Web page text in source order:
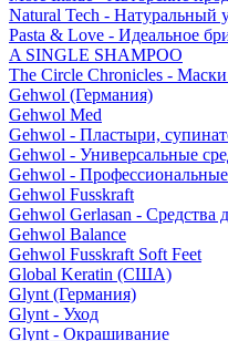
Natural Tech - Натуральный
Pasta & Love - Идеальное
A SINGLE SHAMPOO
The Circle Chronicles -
Gehwol (Германия)
Gehwol Med
Gehwol - Пластыри,
Gehwol - Универсальные
Gehwol -
Gehwol Fusskraft
Gehwol Gerlasan - Средства
Gehwol Balance
Gehwol Fusskraft Soft Feet
Global Keratin (США)
Glynt (Германия)
Glynt - Уход
Glynt - Окрашивание